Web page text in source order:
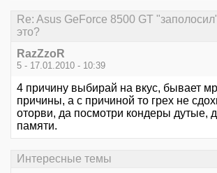
Re: Asus GeForce 8500 GT
это?
RazZzoR
5 - 17.01.2010 - 10:39
4 причину выбирай на вкус, бывает
причины, а с причиной то грех не
оторви, да посмотри кондеры дутые,
памяти.
Интересные темы